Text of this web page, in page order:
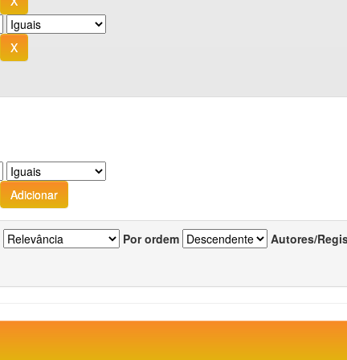
Por ordem Autores/